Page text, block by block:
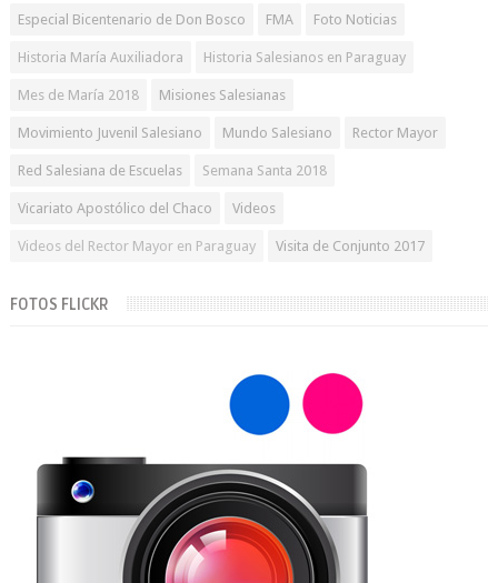
Especial Bicentenario de Don Bosco FMA Foto Noticias
Historia María Auxiliadora Historia Salesianos en Paraguay
Mes de María 2018 Misiones Salesianas
Movimiento Juvenil Salesiano Mundo Salesiano Rector Mayor
Red Salesiana de Escuelas Semana Santa 2018
Vicariato Apostólico del Chaco Videos
Videos del Rector Mayor en Paraguay Visita de Conjunto 2017
FOTOS FLICKR